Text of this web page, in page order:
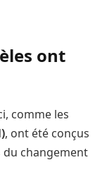
ont
comme les
, ont été conçus
changement